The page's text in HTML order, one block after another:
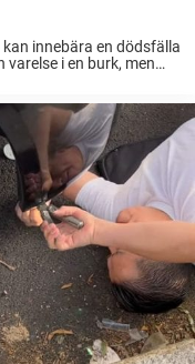
innebära en dödsfälla
i en burk, men